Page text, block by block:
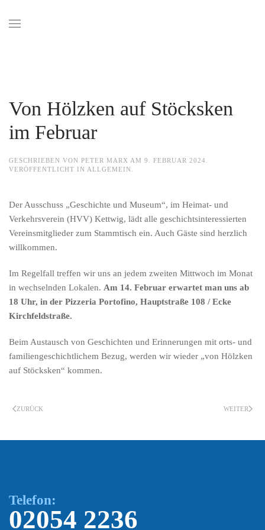
Von Hölzken auf Stöcksken
im Februar
GESCHRIEBEN VON PETER MARX AM 9. FEBRUAR 2024
VERÖFFENTLICHT IN ALLGEMEIN
Der Ausschuss „Geschichte und Museum“, im Heimat- und
Verkehrsverein (HVV) Kettwig, lädt alle geschichtsinteressierten
Vereinsmitglieder zum Stammtisch ein. Auch Gäste sind herzlich
willkommen.
Im Regelfall treffen wir uns an jedem zweiten Mittwoch im Monat
in wechselnden Lokalen. Am 14. Februar erwartet man uns ab
18 Uhr, in der Pizzeria Portofino, Hauptstraße 108 / Ecke
Kirchfeldstraße.
Beim Austausch von Geschichten und Erinnerungen mit orts- und
familiengeschichtlichem Bezug, werden wir wieder „von Hölzken
auf Stöcksken“ kommen.
ZURÜCK WEITER
Telefon:
02054 2236